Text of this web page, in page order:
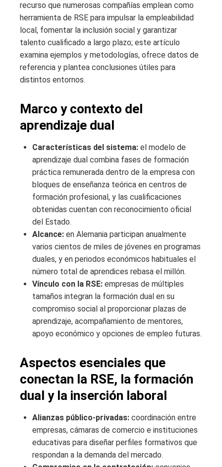
recurso que numerosas compañías emplean como
herramienta de RSE para impulsar la empleabilidad
local, fomentar la inclusión social y garantizar
talento cualificado a largo plazo; este artículo
examina ejemplos y metodologías, ofrece datos de
referencia y plantea conclusiones útiles para
distintos entornos.
Marco y contexto del
aprendizaje dual
Características del sistema: el modelo de
aprendizaje dual combina fases de formación
práctica remunerada dentro de la empresa con
bloques de enseñanza teórica en centros de
formación profesional, y las cualificaciones
obtenidas cuentan con reconocimiento oficial
del Estado.
Alcance: en Alemania participan anualmente
varios cientos de miles de jóvenes en programas
duales, y en periodos económicos habituales el
número total de aprendices rebasa el millón.
Vínculo con la RSE: empresas de múltiples
tamaños integran la formación dual en su
compromiso social al proporcionar plazas de
aprendizaje, acompañamiento de mentores,
apoyo económico y opciones de empleo futuras.
Aspectos esenciales que
conectan la RSE, la formación
dual y la inserción laboral
Alianzas público-privadas: coordinación entre
empresas, cámaras de comercio e instituciones
educativas para diseñar perfiles formativos que
respondan a la demanda del mercado.